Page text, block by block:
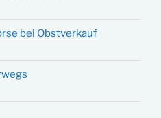
bei Obstverkauf